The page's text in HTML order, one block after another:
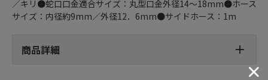
／キリ●蛇口口金適合サイズ：丸型口金外径14～18mm●ホース
サイズ：内径約9mm／外径12．6mm●サイドホース：1m
商品詳細